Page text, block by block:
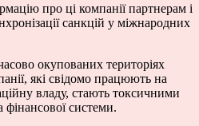
про ці компанії партнерам і
санкцій у міжнародних
окупованих територіях
які свідомо працюють на
владу, стають токсичними
фінансової системи.